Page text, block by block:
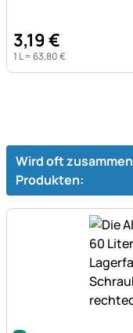
3,19€
1 L = 63,80€
Wird oft
Produkten:
Noch keine